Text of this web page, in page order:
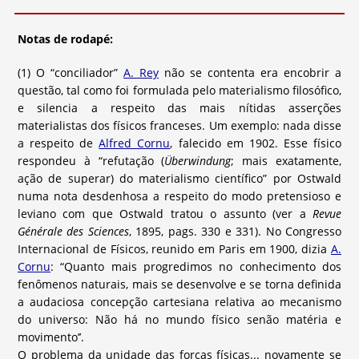
Notas de rodapé:
(1) O “conciliador”A. Rey não se contenta era encobrir a
questão, tal como foi formulada pelo materialismo filosófico,
e silencia a respeito das mais nítidas asserções
materialistas dos físicos franceses. Um exemplo: nada disse
a respeito deAlfred Cornu, falecido em 1902. Esse físico
respondeu à “refutação (Überwindung; mais exatamente,
ação de superar) do materialismo científico” por Ostwald
numa nota desdenhosa a respeito do modo pretensioso e
leviano com que Ostwald tratou o assunto (ver a Revue
Générale des Sciences, 1895, pags. 330 e 331). No Congresso
Internacional de Físicos, reunido em Paris em 1900, dizia A.
Cornu: “Quanto mais progredimos no conhecimento dos
fenômenos naturais, mais se desenvolve e se torna definida
a audaciosa concepção cartesiana relativa ao mecanismo
do universo: Não há no mundo físico senão matéria e
movimento’’.
O problema da unidade das forças físicas... novamente se